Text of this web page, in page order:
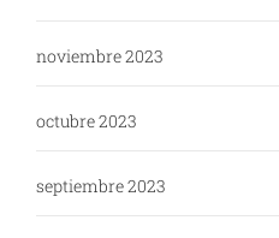
noviembre 2023
octubre 2023
septiembre 2023